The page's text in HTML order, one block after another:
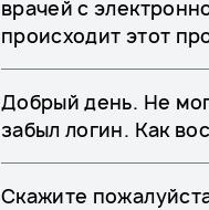
врачей с
происходит этот
Добрый день. Не
забыл логин. Как
Скажите